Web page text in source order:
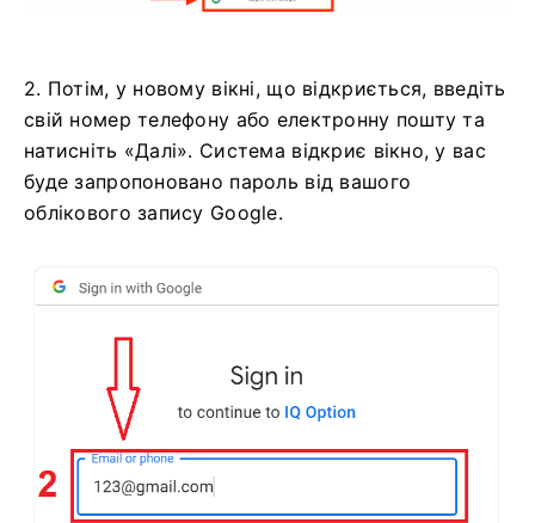
2. Потім, у новому вікні, що відкриється, введіть
свій номер телефону або електронну пошту та
натисніть «Далі». Система відкриє вікно, у вас
буде запропоновано пароль від вашого
облікового запису Google.